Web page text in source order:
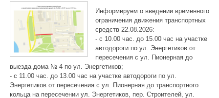
Информируем о введении временного
ограничения движения транспортных
средств 22.08.2026:
- с 10.00 час. до 15.00 час на участке
автодороги по ул. Энергетиков от
пересечения с ул. Пионерная до
выезда дома № 4 по ул. Энергетиков;
- с 11.00 час. до 13.00 час на участке автодороги по ул.
Энергетиков от пересечения с ул. Пионерная до транспортного
кольца на пересечении ул. Энергетиков, пер. Строителей, ул.